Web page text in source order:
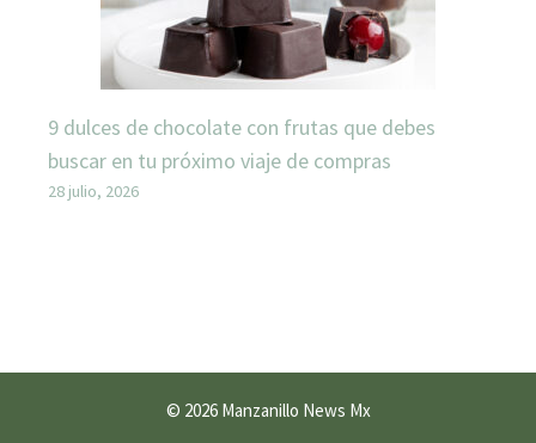
9 dulces de chocolate con frutas que debes
buscar en tu próximo viaje de compras
28 julio, 2026
© 2026 Manzanillo News Mx